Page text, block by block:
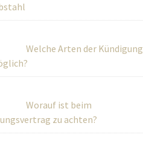
Welche Arten der Kündigung
Worauf ist beim
zu achten?